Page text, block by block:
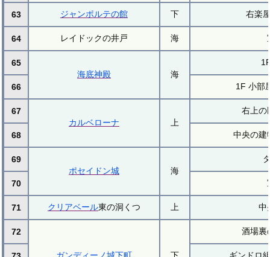
63 ジャンポルテの館 下 右楽
64 レイドックの井戸 海
65
海底神殿
海
66 1F 小部
67
カルベローナ
上
右上の
68 中央の建
69
ポセイドン城
海
70
71 クリアベール東の洞くつ 上 中
72 酒場裏